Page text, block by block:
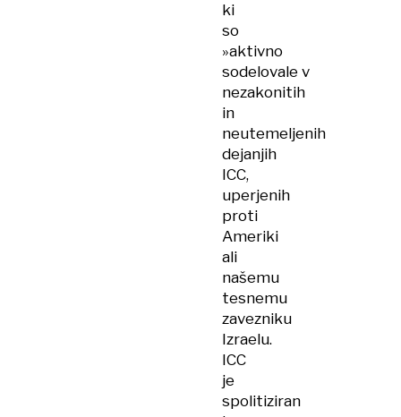
ki
so
»aktivno
sodelovale v
nezakonitih
in
neutemeljenih
dejanjih
ICC,
uperjenih
proti
Ameriki
ali
našemu
tesnemu
zavezniku
Izraelu.
ICC
je
spolitiziran